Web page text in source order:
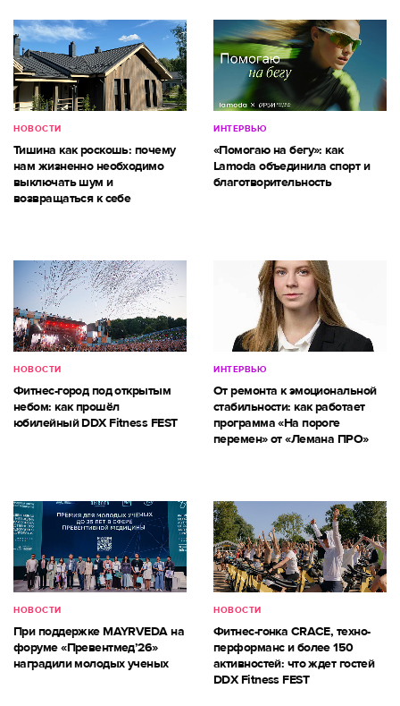
НОВОСТИ
Тишина как роскошь: почему
нам жизненно необходимо
выключать шум и
возвращаться к себе
ИНТЕРВЬЮ
«Помогаю на бегу»: как
Lamoda объединила спорт и
благотворительность
НОВОСТИ
Фитнес-город под открытым
небом: как прошёл
юбилейный DDX Fitness FEST
ИНТЕРВЬЮ
От ремонта к эмоциональной
стабильности: как работает
программа «На пороге
перемен» от «Лемана ПРО»
НОВОСТИ
При поддержке MAYRVEDA на
форуме «Превентмед’26»
наградили молодых ученых
НОВОСТИ
Фитнес-гонка CRACE, техно-
перформанс и более 150
активностей: что ждет гостей
DDX Fitness FEST